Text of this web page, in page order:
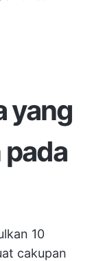
yang
10
cakupan